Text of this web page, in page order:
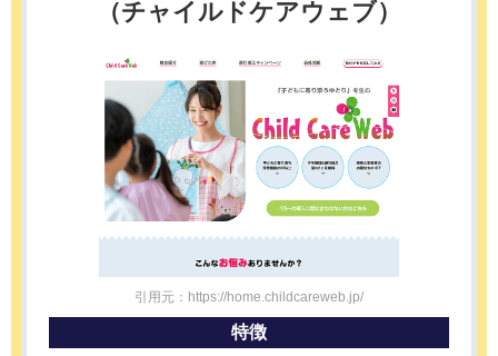
（チャイルドケアウェブ）
引用元：https://home.childcareweb.jp/
特徴